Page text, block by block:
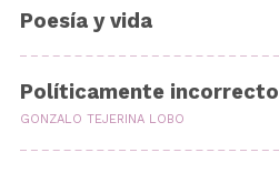
Poesía y vida
Políticamente incorrecto
GONZALO TEJERINA LOBO